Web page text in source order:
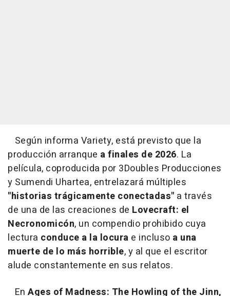
Según informa Variety, está previsto que la
producción arranque a finales de 2026. La
película, coproducida por 3Doubles Producciones
y Sumendi Uhartea, entrelazará múltiples
"historias trágicamente conectadas" a través
de una de las creaciones de Lovecraft: el
Necronomicón, un compendio prohibido cuya
lectura conduce a la locura e incluso a una
muerte de lo más horrible, y al que el escritor
alude constantemente en sus relatos.
En Ages of Madness: The Howling of the Jinn,